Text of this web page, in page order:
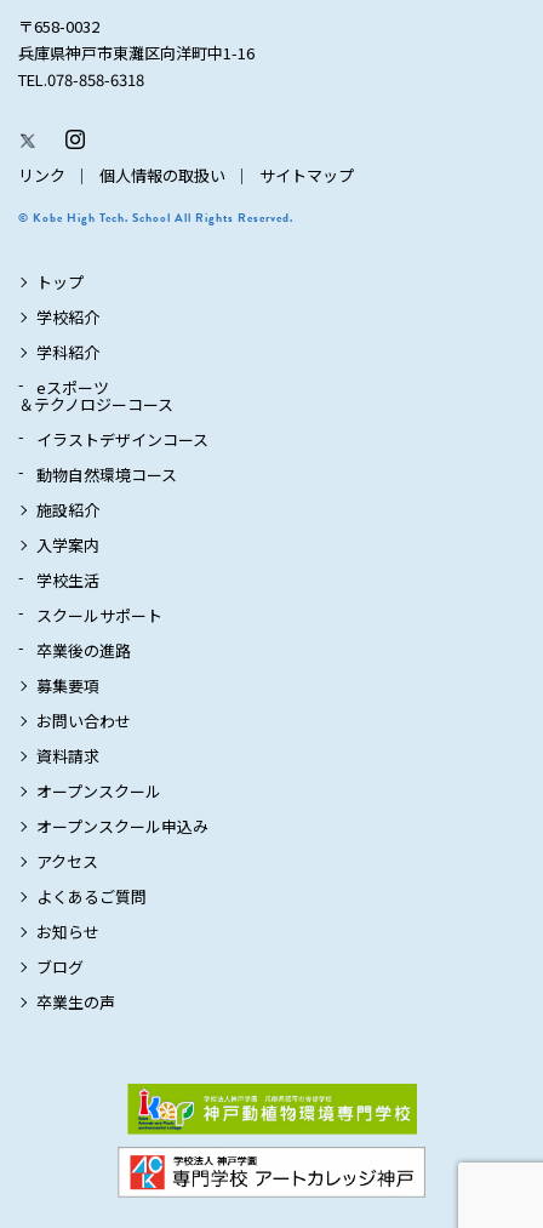
〒658-0032
兵庫県神戸市東灘区向洋町中1-16
TEL.078-858-6318
リンク 個人情報の取扱い サイトマップ
© Kobe High Tech. School All Rights Reserved.
トップ
学校紹介
学科紹介
eスポーツ
＆テクノロジーコース
イラストデザインコース
動物自然環境コース
施設紹介
入学案内
学校生活
スクールサポート
卒業後の進路
募集要項
お問い合わせ
資料請求
オープンスクール
オープンスクール申込み
アクセス
よくあるご質問
お知らせ
ブログ
卒業生の声